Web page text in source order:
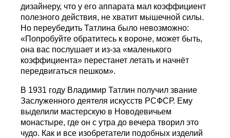
дизайнеру, что у его аппарата мал коэффициент
полезного действия, не хватит мышечной силы.
Но переубедить Татлина было невозможно:
«Попробуйте обратитесь к вороне, может быть,
она вас послушает и из-за «маленького
коэффициента» перестанет летать и начнёт
передвигаться пешком».
В 1931 году Владимир Татлин получил звание
Заслуженного деятеля искусств РСФСР. Ему
выделили мастерскую в Новодевичьем
монастыре, где он с утра до вечера творил это
чудо. Как и все изобретатели подобных изделий